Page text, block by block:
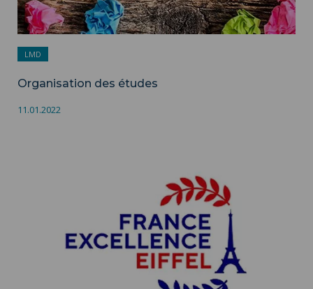
LMD
Organisation des études
11.01.2022